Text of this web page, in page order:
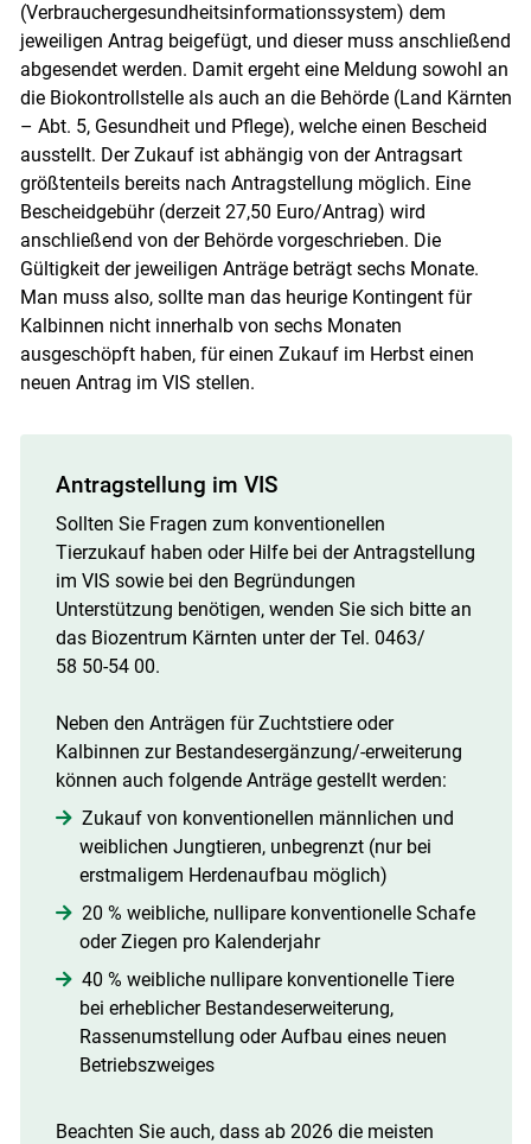
(Verbrauchergesundheitsinformationssystem) dem
jeweiligen Antrag beigefügt, und dieser muss anschließend
abgesendet werden. Damit ergeht eine Meldung sowohl an
die Biokontrollstelle als auch an die Behörde (Land Kärnten
– Abt. 5, Gesundheit und Pflege), welche einen Bescheid
ausstellt. Der Zukauf ist abhängig von der Antragsart
größtenteils bereits nach Antragstellung möglich. Eine
Bescheidgebühr (derzeit 27,50 Euro/​Antrag) wird
anschließend von der Behörde vorgeschrieben. Die
Gültigkeit der jeweiligen Anträge beträgt sechs Monate.
Man muss also, sollte man das heurige Kontingent für
Kalbinnen nicht innerhalb von sechs Monaten
ausgeschöpft haben, für einen Zukauf im Herbst einen
neuen Antrag im VIS stellen.
Antragstellung im VIS
Sollten Sie Fragen zum konventionellen
Tierzukauf haben oder Hilfe bei der Antragstellung
im VIS sowie bei den Begründungen
Unterstützung benötigen, wenden Sie sich bitte an
das Biozentrum Kärnten unter der Tel. 0463/​
58 50-54 00.
Neben den Anträgen für Zuchtstiere oder
Kalbinnen zur Bestandesergänzung/​-erweiterung
können auch folgende Anträge gestellt werden:
Zukauf von konventionellen männlichen und
weiblichen Jungtieren, unbegrenzt (nur bei
erstmaligem Herden­aufbau möglich)
20 % weibliche, nullipare konventionelle Schafe
oder Ziegen pro Kalenderjahr
40 % weibliche nullipare konventionelle Tiere
bei ­erheblicher Bestandes­erweiterung,
Rassenumstellung oder Aufbau eines neuen
Betriebszweiges
Beachten Sie auch, dass ab 2026 die meisten